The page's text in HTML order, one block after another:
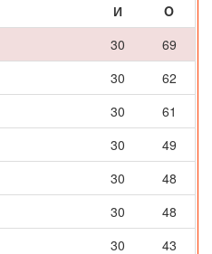
И
O
30
69
30
62
30
61
30
49
30
48
30
48
30
43